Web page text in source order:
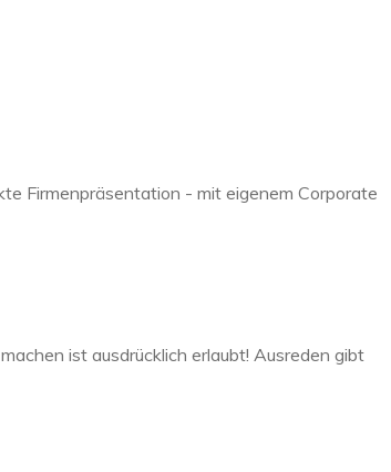
Firmenpräsentation - mit eigenem Corporate
ist ausdrücklich erlaubt! Ausreden gibt